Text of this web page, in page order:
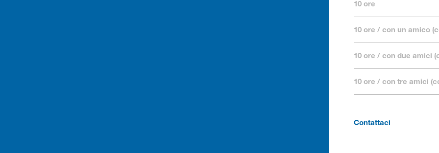
10 ore
10 ore / con un amico
10 ore / con due amici
10 ore / con tre amici
Contattaci